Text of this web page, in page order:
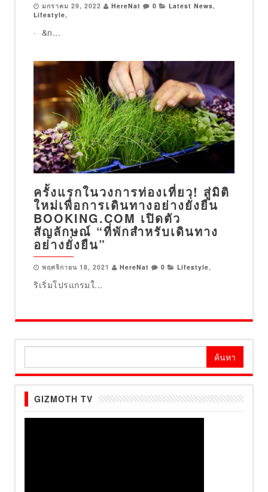
มกราคม 29, 2022 HereNat 0 Latest News,
Lifestyle,
· &n...
ครั้งแรกในวงการท่องเที่ยว! สู่มิติ
ใหม่เพื่อการเดินทางอย่างยั่งยืน
BOOKING.COM เปิดตัว
สัญลักษณ์ “ที่พักสำหรับเดินทาง
อย่างยั่งยืน”
พฤศจิกายน 18, 2021 HereNat 0 Lifestyle,
ริเริ่มโปรแกรมใ...
GIZMOTH TV